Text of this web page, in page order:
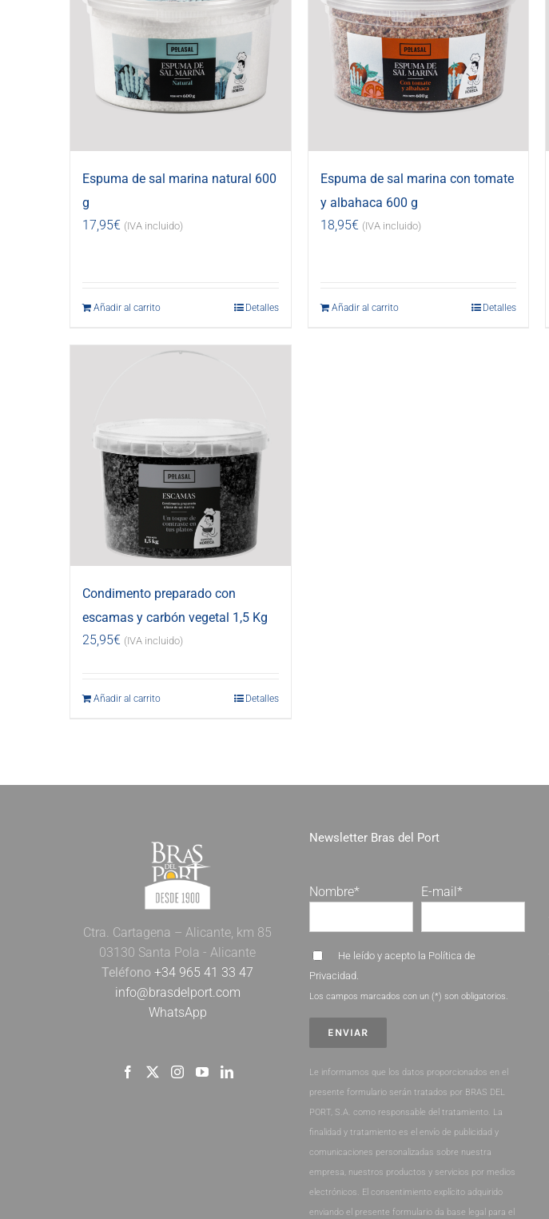
Espuma de sal marina natural 600
g
17,95€ (IVA incluido)
Añadir al carrito Detalles
Espuma de sal marina con tomate
y albahaca 600 g
18,95€ (IVA incluido)
Añadir al carrito Detalles
Condimento preparado con
escamas y carbón vegetal 1,5 Kg
25,95€ (IVA incluido)
Añadir al carrito Detalles
Ctra. Cartagena – Alicante, km 85
03130 Santa Pola - Alicante
Teléfono +34 965 41 33 47
info@brasdelport.com
WhatsApp
Newsletter Bras del Port
Nombre* E-mail*
He leído y acepto la Política de
Privacidad
Los campos marcados con un (*) son obligatorios.
Le informamos que los datos proporcionados en el
presente formulario serán tratados por BRAS DEL
PORT, S.A. como responsable del tratamiento. La
finalidad y tratamiento es el envío de publicidad y
comunicaciones personalizadas sobre nuestra
empresa, nuestros productos y servicios por medios
electrónicos. El consentimiento explícito adquirido
enviando el presente formulario da base legal para el